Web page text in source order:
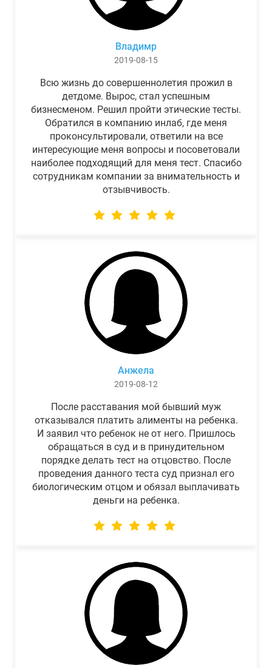
Владимр
2019-08-15
Всю жизнь до совершеннолетия прожил в
детдоме. Вырос, стал успешным
бизнесменом. Решил пройти этические тесты.
Обратился в компанию инлаб, где меня
проконсультировали, ответили на все
интересующие меня вопросы и посоветовали
наиболее подходящий для меня тест. Спасибо
сотрудникам компании за внимательность и
отзывчивость.
Анжела
2019-08-12
После расставания мой бывший муж
отказывался платить алименты на ребенка.
И заявил что ребенок не от него. Пришлось
обращаться в суд и в принудительном
порядке делать тест на отцовство. После
проведения данного теста суд признал его
биологическим отцом и обязал выплачивать
деньги на ребенка.